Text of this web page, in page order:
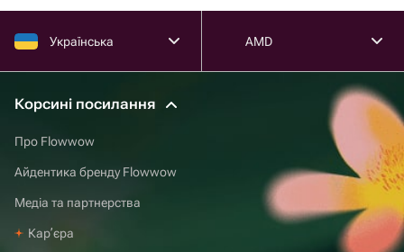
Українська AMD
Корсині посилання
Про Flowwow
Айдентика бренду Flowwow
Медіа та партнерства
Карʼєра